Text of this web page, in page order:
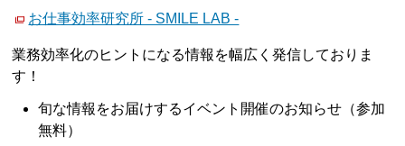
お仕事効率研究所 - SMILE LAB -
業務効率化のヒントになる情報を幅広く発信しておりま
す！
旬な情報をお届けするイベント開催のお知らせ（参加
無料）